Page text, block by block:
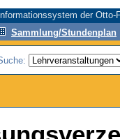
Informationssystem der
Sammlung/Stundenplan